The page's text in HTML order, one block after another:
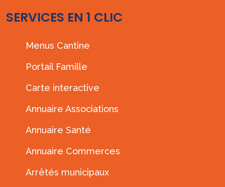
SERVICES EN 1 CLIC
Menus Cantine
Portail Famille
Carte interactive
Annuaire Associations
Annuaire Santé
Annuaire Commerces
Arrêtés municipaux